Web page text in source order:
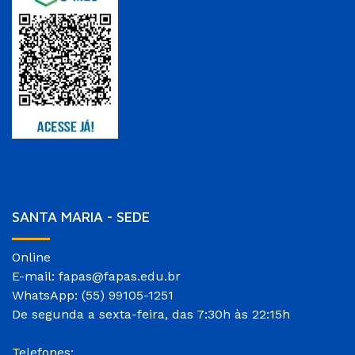
SANTA MARIA - SEDE
Online
E-mail: fapas@fapas.edu.br
WhatsApp: (55) 99105-1251
De segunda a sexta-feira, das 7:30h às 22:15h